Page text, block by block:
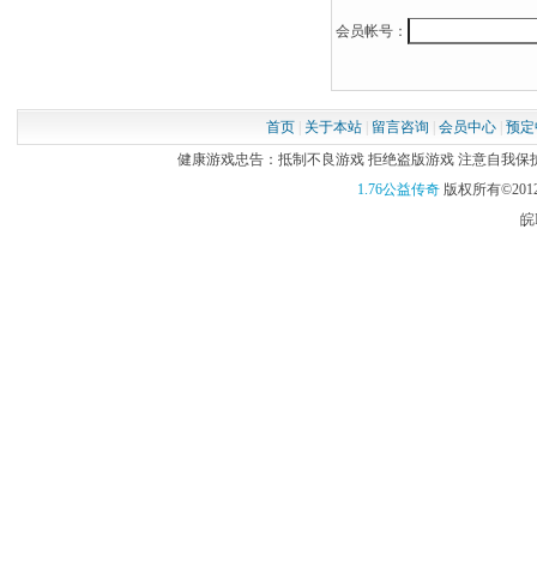
会员帐号：
首页| 关于本站| 留言咨询 会员中心| 预
健康游戏忠告：抵制不良游戏 拒绝盗版游戏 注意自我保
1.76公益传奇版权所有
皖